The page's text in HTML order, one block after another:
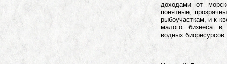
доходами от
понятные,
рыбоучасткам, и к
малого бизнеса
водных биоресурсов.